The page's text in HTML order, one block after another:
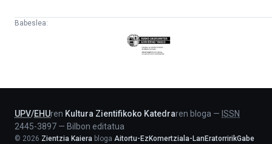
Babeslea:
Eusko
Jaurlaritza
UPV/EHUren Kultura Zientifikoko Katedraren bloga — ISSN
2445-3897 — Bilbon editatua
© 2026 Zientzia Kaiera bloga Aitortu-EzKomertziala-LanEratorririkGabe